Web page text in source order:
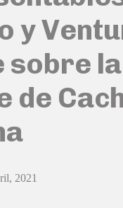
y
sobre la
de
2021